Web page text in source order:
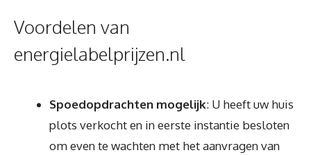
Voordelen van
energielabelprijzen.nl
Spoedopdrachten mogelijk: U heeft uw huis
plots verkocht en in eerste instantie besloten
om even te wachten met het aanvragen van